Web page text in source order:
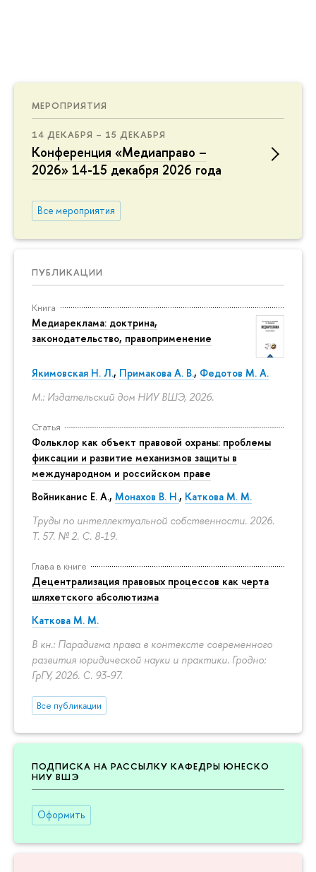
МЕРОПРИЯТИЯ
14 ДЕКАБРЯ – 15 ДЕКАБРЯ
Конференция «Медиаправо –
2026» 14-15 декабря 2026 года
Все мероприятия
ПУБЛИКАЦИИ
Книга
Медиареклама: доктрина,
законодательство, правоприменение
Якимовская Н. Л., Примакова А. В., Федотов М. А.
М.: Издательский дом НИУ ВШЭ, 2026.
Статья
Фольклор как объект правовой охраны: проблемы
фиксации и развитие механизмов защиты в
международном и российском праве
Войниканис Е. А., Монахов В. Н., Каткова М. М.
Труды по интеллектуальной собственности. 2026.
Т. 57. № 2. С. 8-19.
Глава в книге
Децентрализация правовых процессов как черта
шляхетского абсолютизма
Каткова М. М.
В кн.: Парадигма права в контексте современного
развития юридической науки и практики. Гродно:
ГрГУ, 2026. С. 93-97.
Все публикации
ПОДПИСКА НА РАССЫЛКУ КАФЕДРЫ ЮНЕСКО
НИУ ВШЭ
Оформить